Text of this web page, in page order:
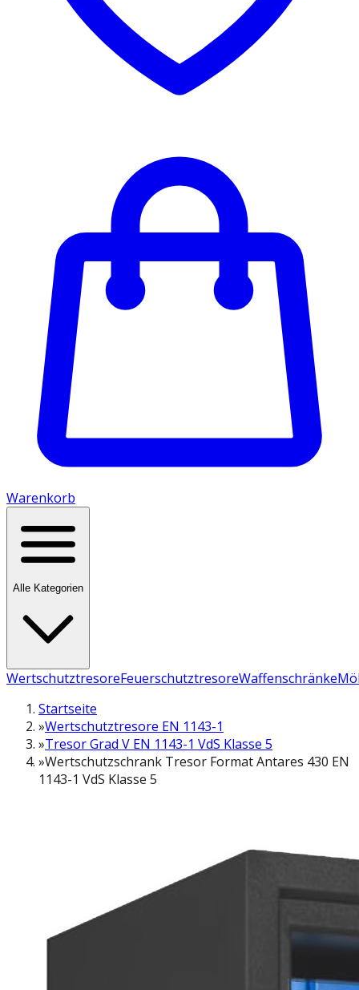
Warenkorb
Alle Kategorien
WertschutztresoreFeuerschutztresoreWaffenschränke
Startseite
»Wertschutztresore EN 1143-1
»Tresor Grad V EN 1143-1 VdS Klasse 5
»Wertschutzschrank Tresor Format Antares 430 EN
1143-1 VdS Klasse 5